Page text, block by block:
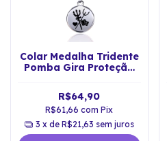
Colar Medalha Tridente
Pomba Gira Proteção
R$64,90
R$61,66com Pix
3 x de R$21,63 sem juros